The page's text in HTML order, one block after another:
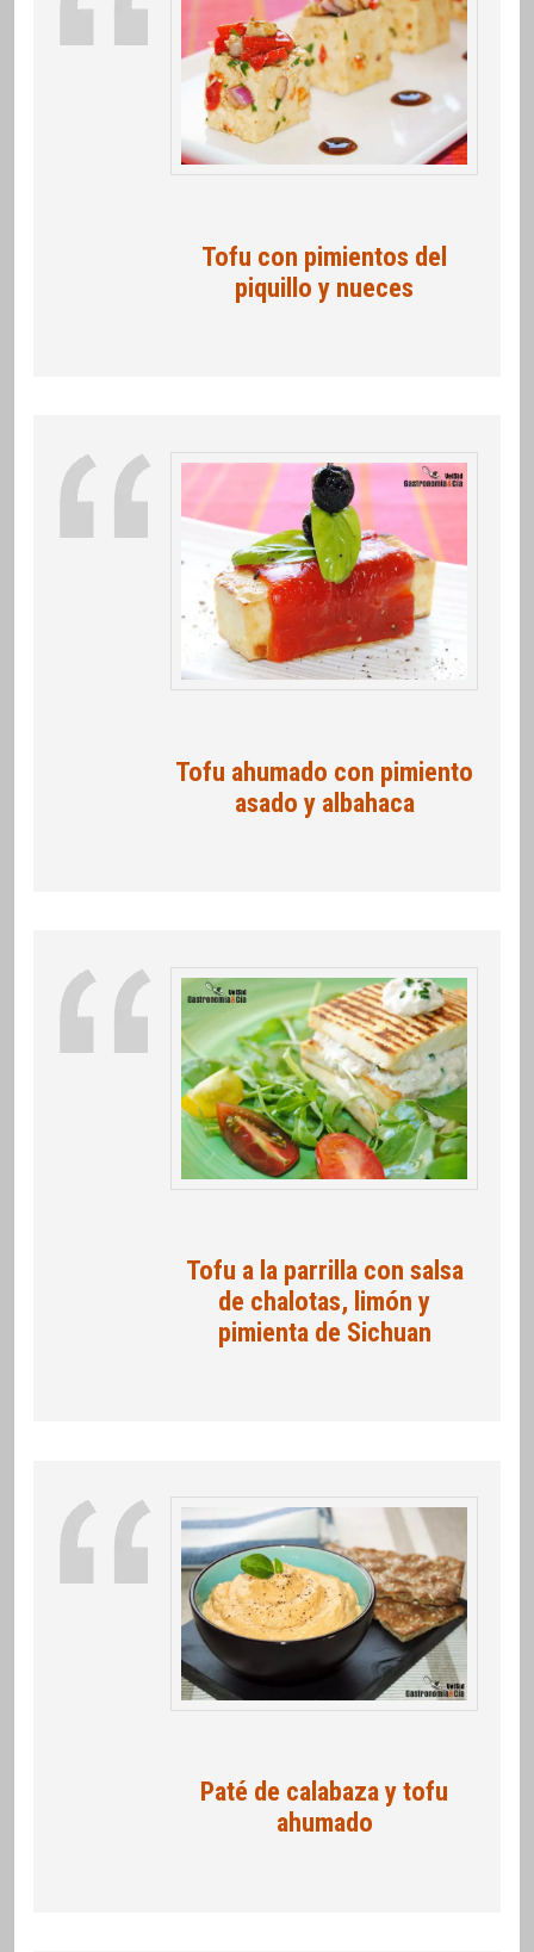
Tofu con pimientos del
piquillo y nueces
Tofu ahumado con pimiento
asado y albahaca
Tofu a la parrilla con salsa
de chalotas, limón y
pimienta de Sichuan
Paté de calabaza y tofu
ahumado